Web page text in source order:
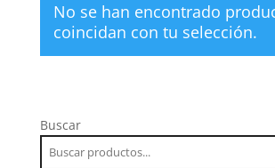
No se han encontrado
coincidan con tu selección.
Buscar